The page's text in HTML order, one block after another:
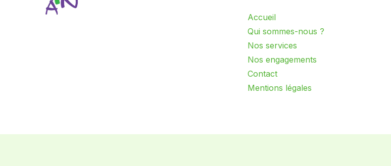
Accueil
Qui sommes-nous ?
Nos services
Nos engagements
Contact
Mentions légales